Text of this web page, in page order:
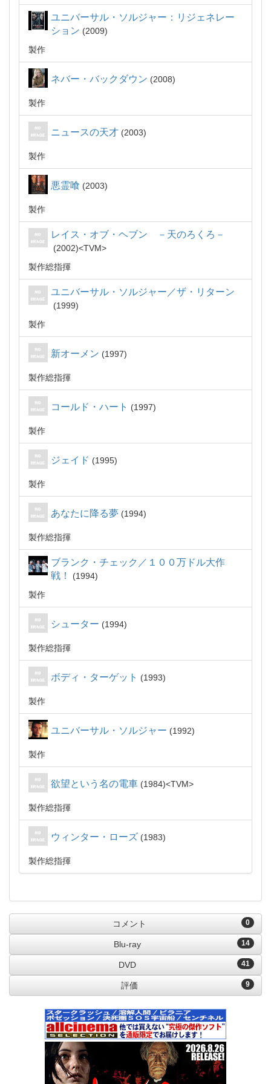
ユニバーサル・ソルジャー：リジェネレー
ション
2009
製作
ネバー・バックダウン 2008
製作
ニュースの天才 2003
製作
悪霊喰 2003
製作
レイス・オブ・ヘブン －天のろくろ－
2002
TVM
製作総指揮
ユニバーサル・ソルジャー／ザ・リターン
1999
製作
新オーメン 1997
製作総指揮
コールド・ハート 1997
製作
ジェイド 1995
製作
あなたに降る夢 1994
製作総指揮
ブランク・チェック／１００万ドル大作
戦！
1994
製作
シューター 1994
製作総指揮
ボディ・ターゲット 1993
製作
ユニバーサル・ソルジャー 1992
製作
欲望という名の電車 1984 TVM
製作総指揮
ウィンター・ローズ 1983
製作総指揮
0
コメント
14
Blu-ray
41
DVD
9
評価